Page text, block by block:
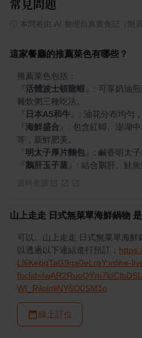
常見問題
本問答由 AI 整理自真實食記（附資
這家餐廳的推薦菜色有哪些？
活體波士頓龍蝦
: 可享奶油
日本A5和牛
海鮮盛合
: 包含紅蟳、澎湖
明太子厚片麵包
鵝肝玉子蒸 : 結合鵝肝、鮭魚
山上走走 日式無菜單海鮮鍋物
可以。山上走走 日式無菜單海
以透過以下連結進行預訂：
Ll6KebqTaG9qa0eLrqY:inline-
WI_RilolnliNY8O0SM1o
線上訂位